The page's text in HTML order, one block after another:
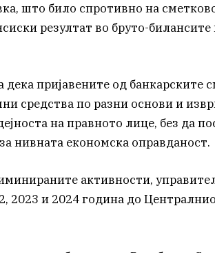
што било спротивно на
резултат во бруто-билансите
пријавените од банкарските
средства по разни основи и
на правното лице, без да
нивната економска оправданост.
активности,
2023 и 2024 година до